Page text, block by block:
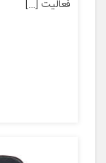
فعالیت […]